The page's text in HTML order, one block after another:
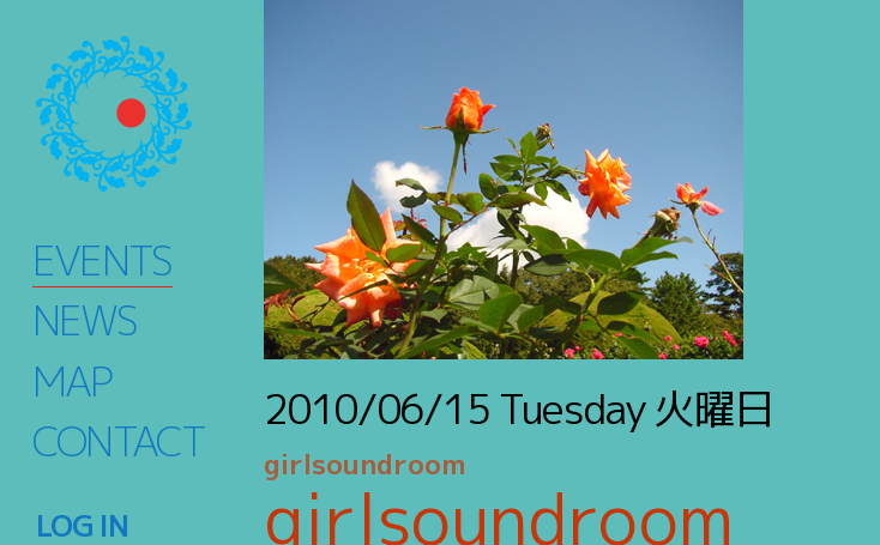
EVENTS
NEWS
MAP
CONTACT
LOG IN
2010/06/15 Tuesday火曜日
girlsoundroom
girlsoundroom